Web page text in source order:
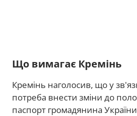
Що вимагає Кремінь
Кремінь наголосив, що у
потреба внести зміни до
паспорт громадянина